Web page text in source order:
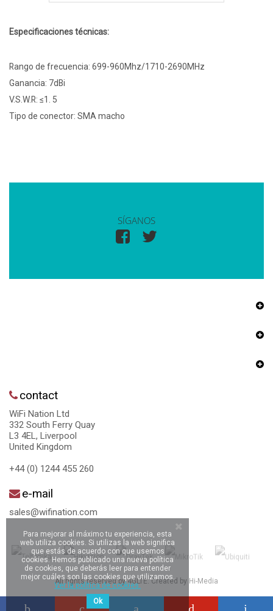
Especificaciones técnicas:
Rango de frecuencia: 699-960Mhz/1710-2690MHz
Ganancia: 7dBi
V.S.W.R: ≤1. 5
Tipo de conector: SMA macho
SÍGANOS
contact
WiFi Nation Ltd
332 South Ferry Quay
L3 4EL, Liverpool
United Kingdom
+44 (0) 1244 455 260
e-mail
sales@wifination.com
All rights reserved by 4GLTE. Created by Hi-Media
Para mejorar al máximo tu experiencia, esta
web utiliza cookies. Si utilizas la web significa
que estás de acuerdo con que usemos
cookies. Hemos publicado una nueva política
de cookies, que deberás leer para entender
mejor cuáles son las cookies que utilizamos.
Ver la política de cookies.
Ok